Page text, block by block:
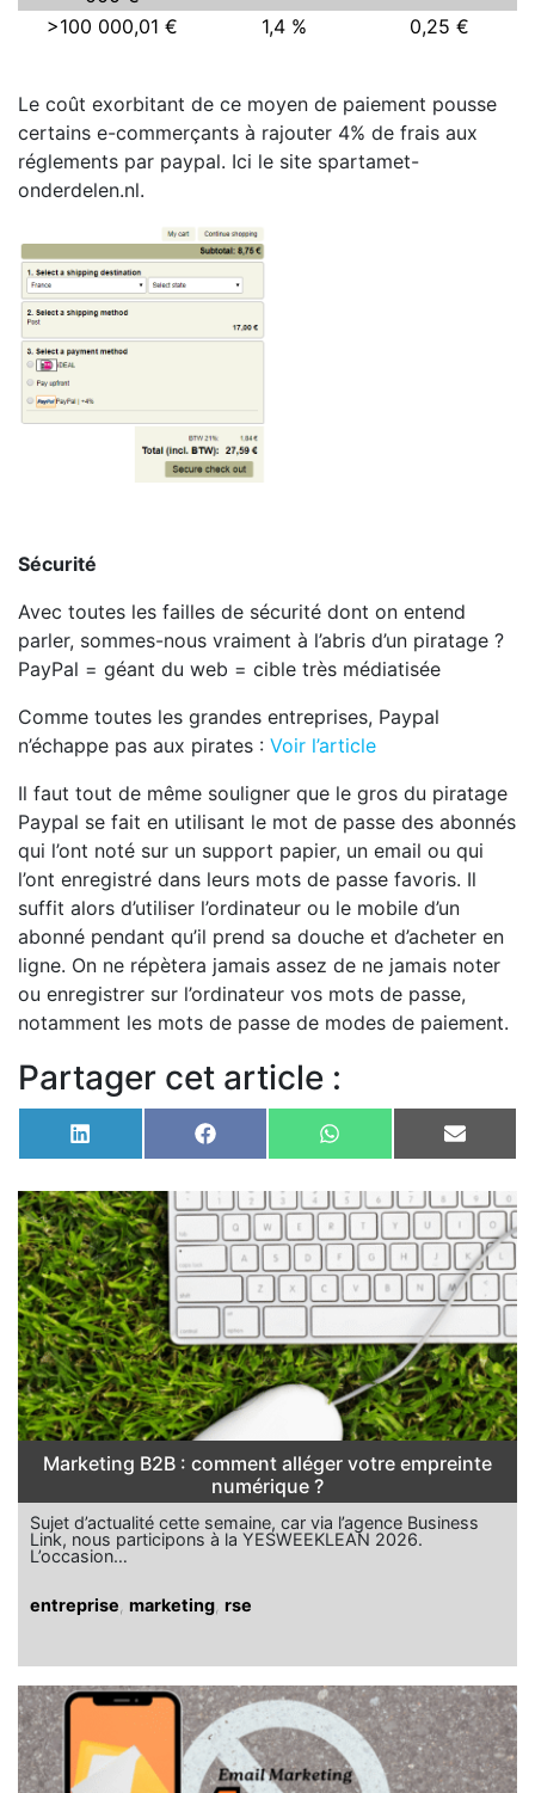
>100 000,01 €
1,4 % 0,25 €
Le coût exorbitant de ce moyen de paiement pousse
certains e-commerçants à rajouter 4% de frais aux
réglements par paypal. Ici le site spartamet-
onderdelen.nl.
Sécurité
Avec toutes les failles de sécurité dont on entend
parler, sommes-nous vraiment à l’abris d’un piratage ?
PayPal = géant du web = cible très médiatisée
Comme toutes les grandes entreprises, Paypal
n’échappe pas aux pirates : Voir l’article
Il faut tout de même souligner que le gros du piratage
Paypal se fait en utilisant le mot de passe des abonnés
qui l’ont noté sur un support papier, un email ou qui
l’ont enregistré dans leurs mots de passe favoris. Il
suffit alors d’utiliser l’ordinateur ou le mobile d’un
abonné pendant qu’il prend sa douche et d’acheter en
ligne. On ne répètera jamais assez de ne jamais noter
ou enregistrer sur l’ordinateur vos mots de passe,
notamment les mots de passe de modes de paiement.
Partager cet article :
Share
on
Share
on
Share
on
Share
on
Marketing B2B : comment alléger votre empreinte
numérique ?
Sujet d’actualité cette semaine, car via l’agence Business
Link, nous participons à la YESWEEKLEAN 2026.
L’occasion…
entreprise marketing rse